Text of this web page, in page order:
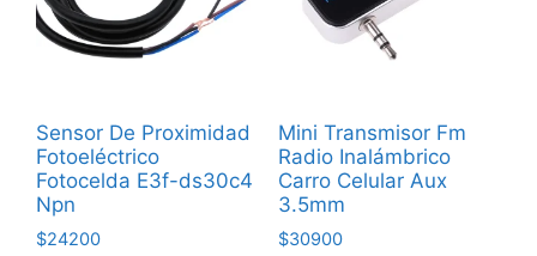
Sensor De Proximidad
Fotoeléctrico
Fotocelda E3f-ds30c4
Npn
$24200
Mini Transmisor Fm
Radio Inalámbrico
Carro Celular Aux
3.5mm
$30900